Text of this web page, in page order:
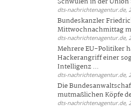
dts-nachrichtenagentur.de,
Bundeskanzler
Mittwochnachmittag
dts-nachrichtenagentur.de,
Mehrere EU-Politiker
Hackerangriff einer
Intelligenz ...
dts-nachrichtenagentur.de,
Die
mutmaßlichen Köpfe
dts-nachrichtenagentur.de,